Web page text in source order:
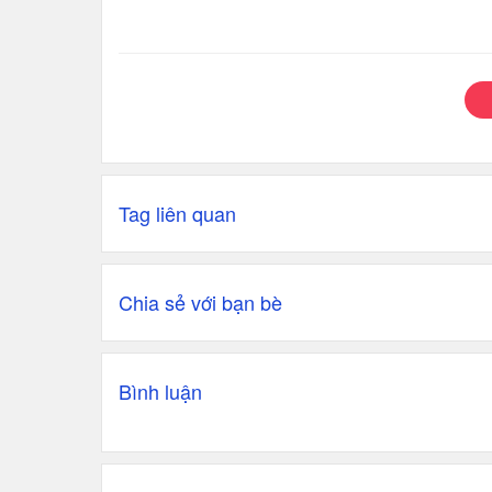
Tag liên quan
Chia sẻ với bạn bè
Bình luận